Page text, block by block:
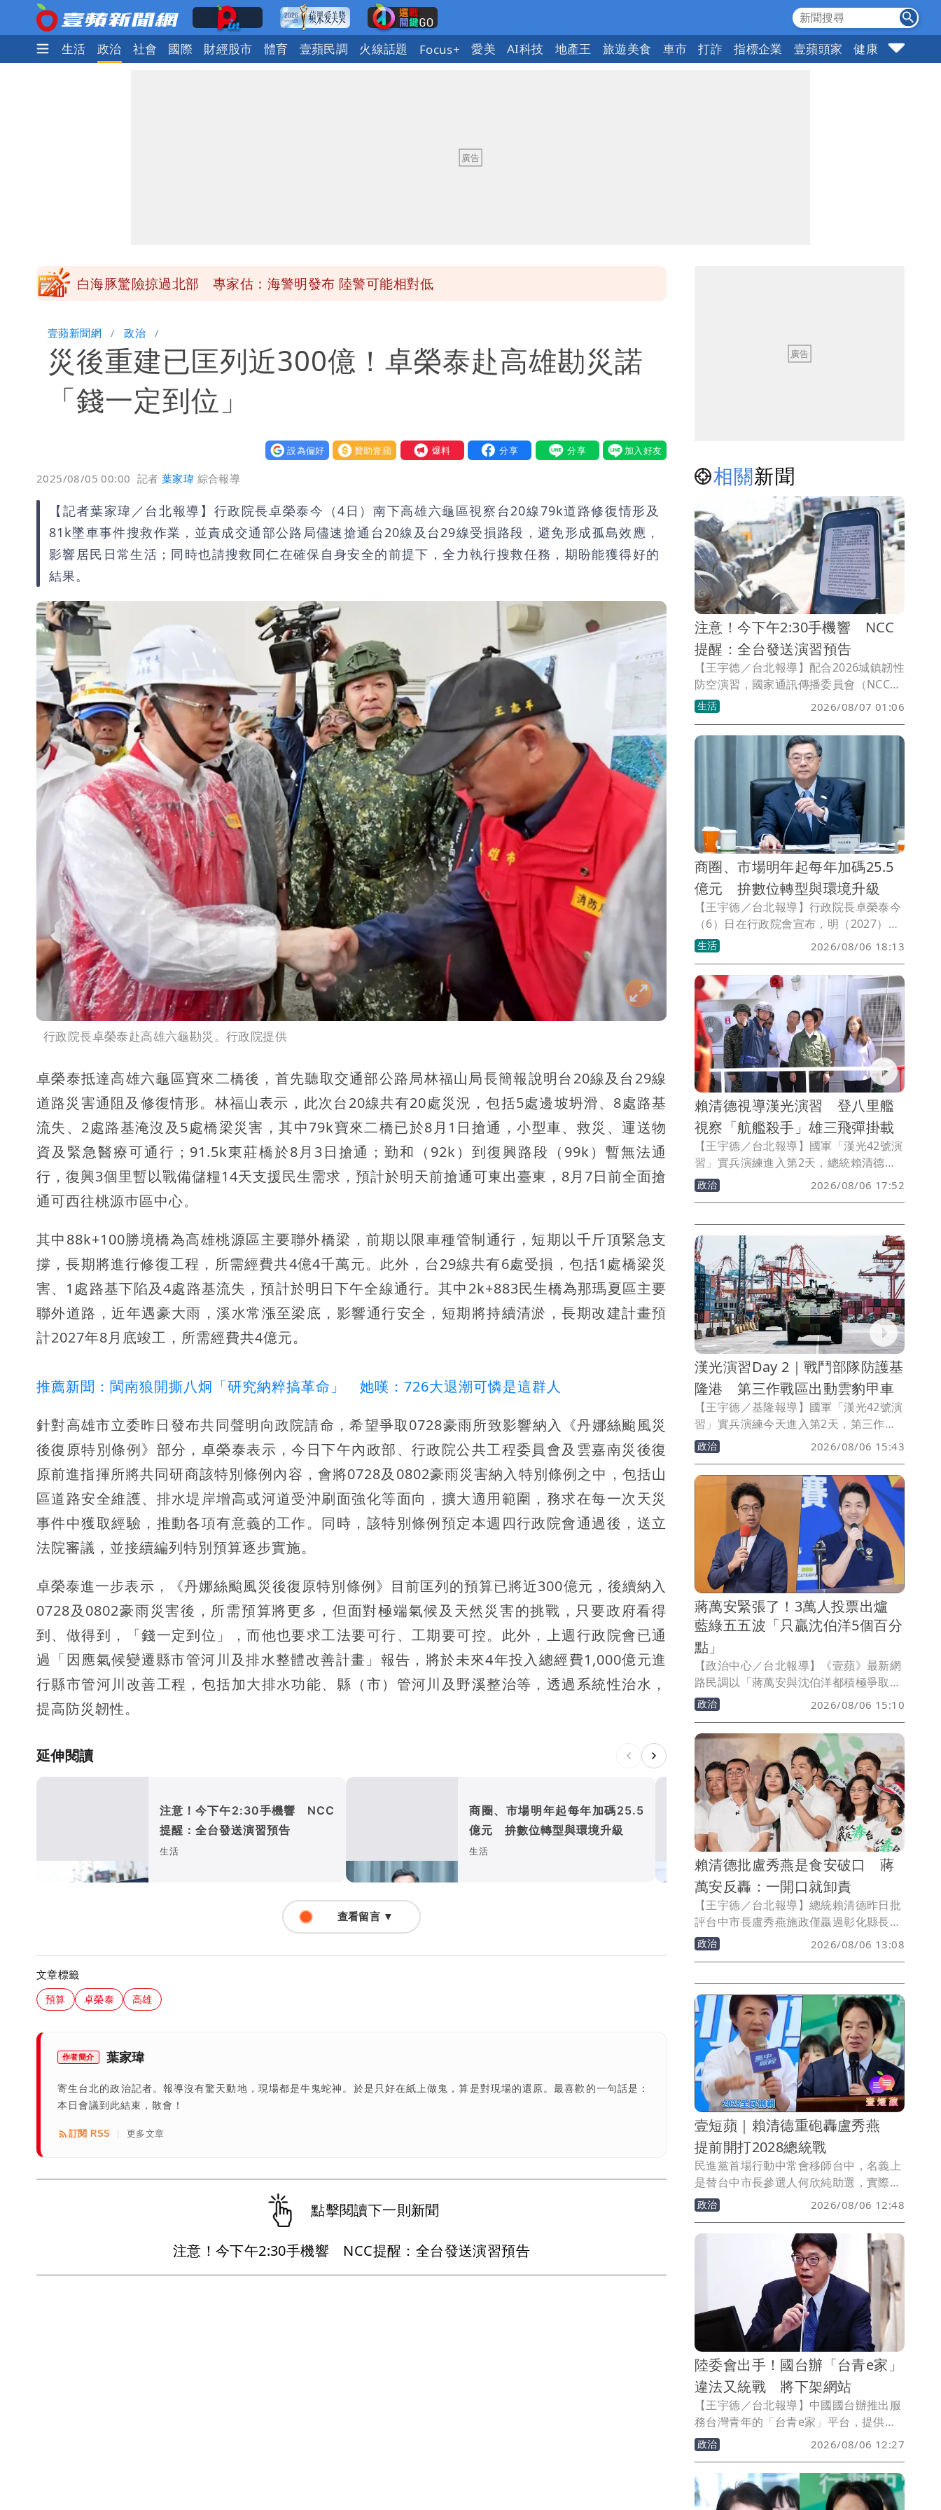
娛樂時尚 生活 政治 社會 國際 財經股市 體育 壹蘋民調 火線話題 Focus+ 愛美 AI科技 地產王 旅遊美食 車市 打詐 指標企業 壹蘋頭家 健康 購物
白海豚驚險掠過北部 專家估：海警明發布 陸警可能相對低
白海豚颱風逼近！鄭明典示警「恐遇黑潮變強」 路徑分歧藏警訊：不利強度維持
壹蘋新聞網 政治
災後重建已匡列近300億！卓榮泰赴高雄勘災諾
「錢一定到位」
設為偏好 贊助壹蘋 我要爆料
2025/08/05 00:00 記者葉家瑋 綜合報導
【記者葉家瑋／台北報導】行政院長卓榮泰今（4日）南下高雄六龜區視察台20線79k道路修復情形及
81k墜車事件搜救作業，並責成交通部公路局儘速搶通台20線及台29線受損路段，避免形成孤島效應，
影響居民日常生活；同時也請搜救同仁在確保自身安全的前提下，全力執行搜救任務，期盼能獲得好的
結果。
行政院長卓榮泰赴高雄六龜勘災。行政院提供
卓榮泰抵達高雄六龜區寶來二橋後，首先聽取交通部公路局林福山局長簡報說明台20線及台29線
道路災害通阻及修復情形。林福山表示，此次台20線共有20處災況，包括5處邊坡坍滑、8處路基
流失、2處路基淹沒及5處橋梁災害，其中79k寶來二橋已於8月1日搶通，小型車、救災、運送物
資及緊急醫療可通行；91.5k東莊橋於8月3日搶通；勤和（92k）到復興路段（99k）暫無法通
行，復興3個里暫以戰備儲糧14天支援民生需求，預計於明天前搶通可東出臺東，8月7日前全面搶
通可西往桃源巿區中心。
其中88k+100勝境橋為高雄桃源區主要聯外橋梁，前期以限車種管制通行，短期以千斤頂緊急支
撐，長期將進行修復工程，所需經費共4億4千萬元。此外，台29線共有6處受損，包括1處橋梁災
害、1處路基下陷及4處路基流失，預計於明日下午全線通行。其中2k+883民生橋為那瑪夏區主要
聯外道路，近年遇豪大雨，溪水常漲至梁底，影響通行安全，短期將持續清淤，長期改建計畫預
計2027年8月底竣工，所需經費共4億元。
推薦新聞：閩南狼開撕八炯「研究納粹搞革命」 她嘆：726大退潮可憐是這群人
針對高雄市立委昨日發布共同聲明向政院請命，希望爭取0728豪雨所致影響納入《丹娜絲颱風災
後復原特別條例》部分，卓榮泰表示，今日下午內政部、行政院公共工程委員會及雲嘉南災後復
原前進指揮所將共同研商該特別條例內容，會將0728及0802豪雨災害納入特別條例之中，包括山
區道路安全維護、排水堤岸增高或河道受沖刷面強化等面向，擴大適用範圍，務求在每一次天災
事件中獲取經驗，推動各項有意義的工作。同時，該特別條例預定本週四行政院會通過後，送立
法院審議，並接續編列特別預算逐步實施。
卓榮泰進一步表示，《丹娜絲颱風災後復原特別條例》目前匡列的預算已將近300億元，後續納入
0728及0802豪雨災害後，所需預算將更多，但面對極端氣候及天然災害的挑戰，只要政府看得
到、做得到，「錢一定到位」，而他也要求工法要可行、工期要可控。此外，上週行政院會已通
過「因應氣候變遷縣市管河川及排水整體改善計畫」報告，將於未來4年投入總經費1,000億元進
行縣市管河川改善工程，包括加大排水功能、縣（市）管河川及野溪整治等，透過系統性治水，
提高防災韌性。
延伸閱讀
注意！今下午2:30手機響 NCC
提醒：全台發送演習預告
生活
商圈、市場明年起每年加碼25.5
億元 拚數位轉型與環境升級
生活
賴清德視導漢光演習 登八
視察「航艦殺手」雄三飛彈掛
政治
查看留言 ▼
文章標籤
預算 卓榮泰 高雄
作者簡介 葉家瑋
寄生台北的政治記者。報導沒有驚天動地，現場都是牛鬼蛇神。於是只好在紙上做鬼，算是對現場的還原。最喜歡的一句話是：
本日會議到此結束，散會！
訂閱 RSS 更多文章
點擊閱讀下一則新聞
注意！今下午2:30手機響 NCC提醒：全台發送演習預告
相關新聞
注意！今下午2:30手機響 NCC
提醒：全台發送演習預告
【王宇德／台北報導】配合2026城鎮韌性
防空演習，國家通訊傳播委員會（NCC）
今（7）日下午2時30分將透過災防告警細
胞廣播（CBS），向全台手機發送「行動
網路降速演練」預告訊息，提醒民眾收到
警示不用驚慌。此次演習首度納入行動網
路降速測試，中部地區將於下週一8月10
日、北部地區下週四8月13日下午2時30
分至3時正式實施。
生活 2026/08/07 01:06
商圈、市場明年起每年加碼25.5
億元 拚數位轉型與環境升級
【王宇德／台北報導】行政院長卓榮泰今
（6）日在行政院會宣布，明（2027）年
起將透過「中小微企業轉型升級發展方
案」，每年加碼25.5億元，推動全台商
圈、市場及夜市數位化、國際化與環境升
級，改善公共設施與消費環境，提升小
型、微型商家競爭力。
生活 2026/08/06 18:13
賴清德視導漢光演習 登八里艦
視察「航艦殺手」雄三飛彈掛載
【王宇德／台北報導】國軍「漢光42號演
習」實兵演練進入第2天，總統賴清德身
穿印有F-16V名牌及漢光演習臂章的飛行
夾克，前往新北市八里守備區，視導「戰
安平級巡邏艦「八里艦」，了解平戰轉換
與飛彈戰備掛載情形，也視察水雷裝載及
港區阻絕設置等操演，慰勉參演官兵辛
勞。
政治 2026/08/06 17:52
漢光演習Day 2｜戰鬥部隊防護基
隆港 第三作戰區出動雲豹甲車
【王宇德／基隆報導】國軍「漢光42號演
習」實兵演練今天進入第2天，第三作戰
區在基隆地區實施要港防護演練，模擬敵
方特工滲透北部重要港口，出動CM32、
CM34雲豹八輪甲車及戰鬥部隊投入應
處，驗證部隊面對突發敵情的快速反應與
臨戰應變能力。
政治 2026/08/06 15:43
蔣萬安緊張了！3萬人投票出爐
藍綠五五波「只贏沈伯洋5個百分
點」
【政治中心／台北報導】《壹蘋》最新網
路民調以「蔣萬安與沈伯洋都積極爭取聲
量，你支持誰當台北市長？」為題，吸引
2萬9754人參與投票，結果顯示，現任台
北市長蔣萬安獲得1萬5386票、支持率
51.71%，領先民進黨立委沈伯洋的1萬
3884票、46.66%，雙方相差1502票，蔣
萬安只有小勝5.05個百分點；另有484
人、占1.63%表示「還沒決定」。
政治 2026/08/06 15:10
賴清德批盧秀燕是食安破口 蔣
萬安反轟：一開口就卸責
【王宇德／台北報導】總統賴清德昨日批
評台中市長盧秀燕施政僅贏過彰化縣長，
還指台中是「食安破口」。台北市長蔣萬
安今（6）日重砲回擊，質疑賴清德「神
任」，並要求中央針對毒油事件說清楚、
負起責任。
政治 2026/08/06 13:08
壹短蘋｜賴清德重砲轟盧秀燕
提前開打2028總統戰
民進黨首場行動中常會移師台中，名義上
是替台中市長參選人何欣純助選，實際卻
成了總統賴清德火力全開猛轟台中市長盧
秀燕的「批盧大會」。從食安、非洲豬
瘟、捷運藍線到施政滿意度，賴清德幾乎
句句鎖定盧秀燕，讓何欣純反而成了配
政治 2026/08/06 12:48
陸委會出手！國台辦「台青e家」
違法又統戰 將下架網站
【王宇德／台北報導】中國國台辦推出服
務台灣青年的「台青e家」平台，提供求
職、實習、升學及交流等服務。陸委會主
委邱垂正表示，該平台涉嫌違反《兩岸人
民關係條例》，更有企圖對台進行「未統
先治」、輿論戰及心理戰的意圖，政府將
協調相關部會研議下架或屏蔽網站，並提
政治 2026/08/06 12:27